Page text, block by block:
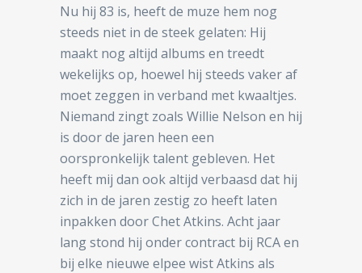
Nu hij 83 is, heeft de muze hem nog
steeds niet in de steek gelaten: Hij
maakt nog altijd albums en treedt
wekelijks op, hoewel hij steeds vaker af
moet zeggen in verband met kwaaltjes.
Niemand zingt zoals Willie Nelson en hij
is door de jaren heen een
oorspronkelijk talent gebleven. Het
heeft mij dan ook altijd verbaasd dat hij
zich in de jaren zestig zo heeft laten
inpakken door Chet Atkins. Acht jaar
lang stond hij onder contract bij RCA en
bij elke nieuwe elpee wist Atkins als